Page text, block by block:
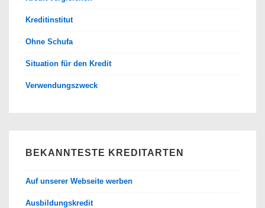
Kreditinstitut
Ohne Schufa
Situation für den Kredit
Verwendungszweck
BEKANNTESTE KREDITARTEN
Auf unserer Webseite werben
Ausbildungskredit